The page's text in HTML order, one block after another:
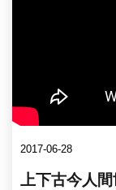
2017-06-28
上下古今人